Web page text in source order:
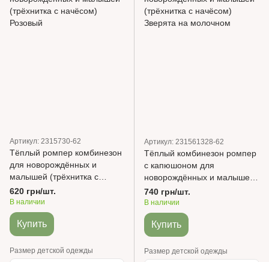
Артикул: 2315730-62
Тёплый ромпер комбинезон
для новорождённых и
малышей (трёхнитка с
начёсом) Розовый
620 грн/шт.
В наличии
Купить
Размер детской одежды
Артикул: 231561328-62
Тёплый комбинезон ромпер
с капюшоном для
новорождённых и малышей
(трёхнитка с начёсом)
Зверята на молочном
740 грн/шт.
В наличии
Купить
Размер детской одежды